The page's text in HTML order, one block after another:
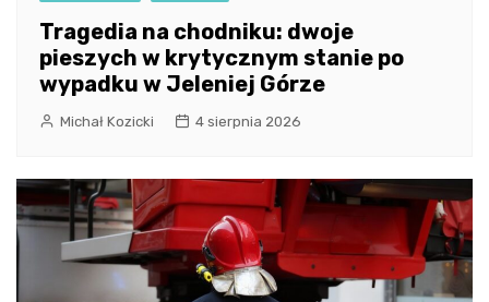
Tragedia na chodniku: dwoje
pieszych w krytycznym stanie po
wypadku w Jeleniej Górze
Michał Kozicki 4 sierpnia 2026